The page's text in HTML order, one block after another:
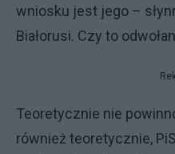
wniosku jest jego –
Białorusi. Czy to
Teoretycznie nie
również teoretycznie,